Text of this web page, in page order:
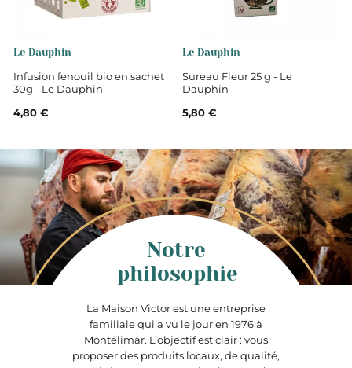
Le Dauphin
Infusion fenouil bio en sachet
30g - Le Dauphin
4,80 €
Le Dauphin
Sureau Fleur 25 g - Le
Dauphin
5,80 €
La Maison Victor est une entreprise
familiale qui a vu le jour en 1976 à
Montélimar. L’objectif est clair : vous
proposer des produits locaux, de qualité,
Notre
philosophie